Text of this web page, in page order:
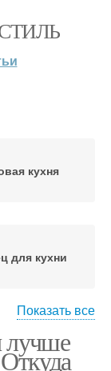
кухня
для кухни
для кухни
Показать все
лучше